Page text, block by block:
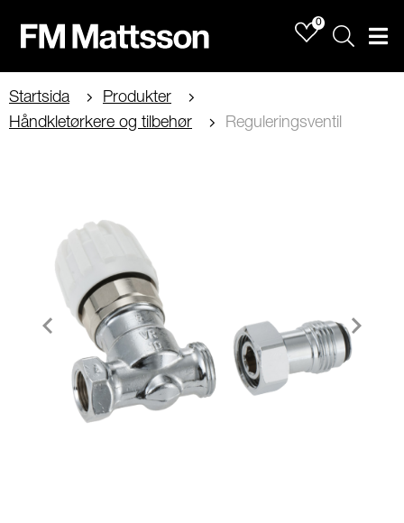
0
Sök
Startsida
Produkter
Håndkletørkere og tilbehør
Reguleringsventil